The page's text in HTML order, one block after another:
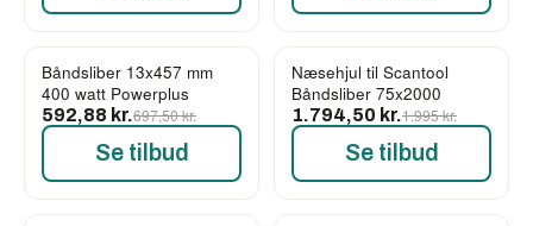
-15%
Båndsliber 13x457 mm
400 watt Powerplus
592,88 kr.697,50 kr.
Se tilbud
-10%
Næsehjul til Scantool
Båndsliber 75x2000
1.794,50 kr.1.995 kr.
Se tilbud